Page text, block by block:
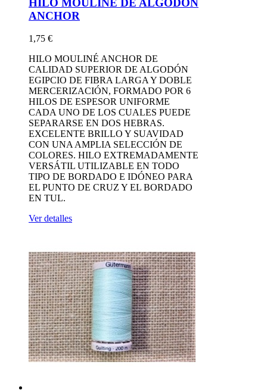
ANCHOR
1,75 €
HILO MOULINÉ ANCHOR DE
CALIDAD SUPERIOR DE ALGODÓN
EGIPCIO DE FIBRA LARGA Y DOBLE
MERCERIZACIÓN, FORMADO POR 6
HILOS DE ESPESOR UNIFORME
CADA UNO DE LOS CUALES PUEDE
SEPARARSE EN DOS HEBRAS.
EXCELENTE BRILLO Y SUAVIDAD
CON UNA AMPLIA SELECCIÓN DE
COLORES. HILO EXTREMADAMENTE
VERSÁTIL UTILIZABLE EN TODO
TIPO DE BORDADO E IDÓNEO PARA
EL PUNTO DE CRUZ Y EL BORDADO
EN TUL.
Ver detalles